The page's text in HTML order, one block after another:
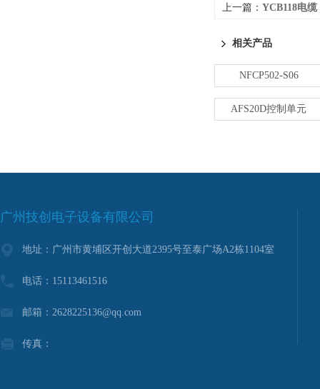
上一篇： YCB118电缆
相关产品
NFCP502-S06
AFS20D控制单元
广州技创电子设备有限公司
地址：广州市黄埔区开创大道2395号至泰广场A2栋1104室
电话：15113461516
邮箱：2628225136@qq.com
传真：